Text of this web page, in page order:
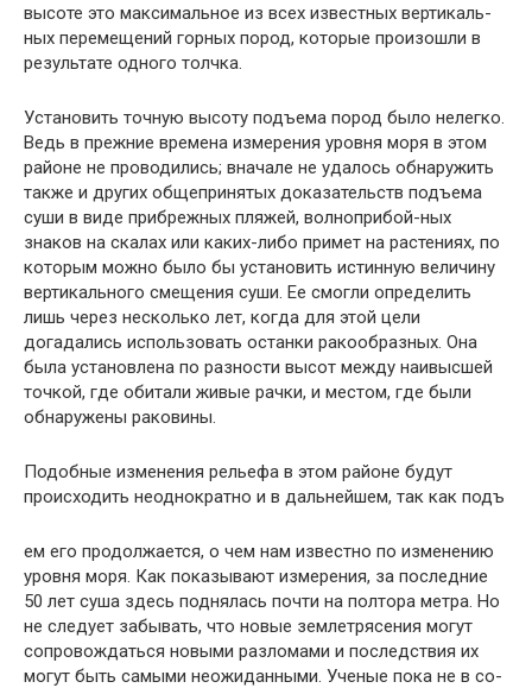
высоте это максимальное из всех известных вертикаль­
ных перемещений горных пород, которые произошли в
результате одного толчка.
Установить точную высоту подъема пород было не­легко.
Ведь в прежние времена измерения уровня моря в этом
районе не проводились; вначале не удалось обна­ружить
также и других общепринятых доказательств подъема
суши в виде прибрежных пляжей, волноприбой-ных
знаков на скалах или каких-либо примет на расте­ниях, по
которым можно было бы установить истинную величину
вертикального смещения суши. Ее смогли оп­ределить
лишь через несколько лет, когда для этой цели
догадались использовать останки ракообразных. Она
бы­ла установлена по разности высот между наивысшей
точ­кой, где обитали живые рачки, и местом, где были
обнаружены раковины.
Подобные изменения рельефа в этом районе будут
происходить неоднократно и в дальнейшем, так как подъ­
ем его продолжается, о чем нам известно по изменению
уровня моря. Как показывают измерения, за последние
50 лет суша здесь поднялась почти на полтора метра. Но
не следует забывать, что новые землетрясения могут
сопровождаться новыми разломами и последствия их
мо­гут быть самыми неожиданными. Ученые пока не в со­